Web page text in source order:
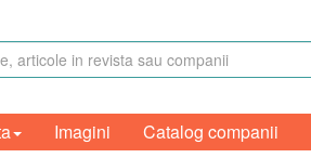
Imagini Catalog companii